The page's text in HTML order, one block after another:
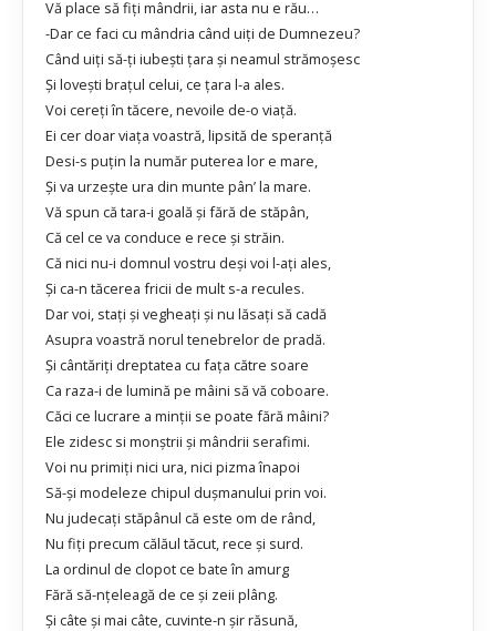
Vă place să fiţi mândrii, iar asta nu e rău…
-Dar ce faci cu mândria când uiţi de Dumnezeu?
Când uiţi să-ţi iubeşti ţara şi neamul strămoşesc
Şi loveşti braţul celui, ce ţara l-a ales.
Voi cereţi în tăcere, nevoile de-o viaţă.
Ei cer doar viaţa voastră, lipsită de speranţă
Desi-s puţin la număr puterea lor e mare,
Şi va urzeşte ura din munte pân’ la mare.
Vă spun că tara-i goală şi fără de stăpân,
Că cel ce va conduce e rece şi străin.
Că nici nu-i domnul vostru deşi voi l-aţi ales,
Şi ca-n tăcerea fricii de mult s-a recules.
Dar voi, staţi şi vegheaţi şi nu lăsaţi să cadă
Asupra voastră norul tenebrelor de pradă.
Şi cântăriţi dreptatea cu faţa către soare
Ca raza-i de lumină pe mâini să vă coboare.
Căci ce lucrare a minţii se poate fără mâini?
Ele zidesc si monştrii şi mândrii serafimi.
Voi nu primiţi nici ura, nici pizma înapoi
Să-şi modeleze chipul duşmanului prin voi.
Nu judecaţi stăpânul că este om de rând,
Nu fiţi precum călăul tăcut, rece şi surd.
La ordinul de clopot ce bate în amurg
Fără să-nţeleagă de ce şi zeii plâng.
Şi câte şi mai câte, cuvinte-n şir răsună,